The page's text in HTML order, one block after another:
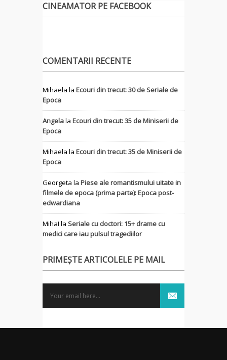
CINEAMATOR PE FACEBOOK
COMENTARII RECENTE
Mihaela la Ecouri din trecut: 30 de Seriale de
Epoca
Angelala Ecouri din trecut: 35 de Miniserii de
Epoca
Mihaela la Ecouri din trecut: 35 de Miniserii de
Epoca
Georgeta la Piese ale romantismului uitate in
filmele de epoca (prima parte): Epoca post-
edwardiana
MihaI la Seriale cu doctori: 15+ drame cu
medici care iau pulsul tragediilor
PRIMEȘTE ARTICOLELE PE MAIL